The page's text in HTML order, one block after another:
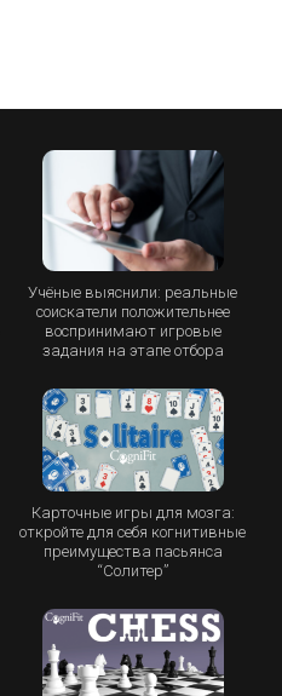
Учёные выяснили: реальные
соискатели положительнее
воспринимают игровые
задания на этапе отбора
Карточные игры для мозга:
откройте для себя когнитивные
преимущества пасьянса
“Cолитер”